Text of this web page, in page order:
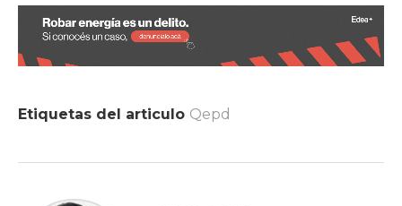
Etiquetas del articulo Qepd